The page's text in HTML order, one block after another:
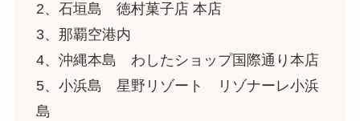
2、石垣島 徳村菓子店 本店
3、那覇空港内
4、沖縄本島 わしたショップ国際通り本店
5、小浜島 星野リゾート リゾナーレ小浜
島